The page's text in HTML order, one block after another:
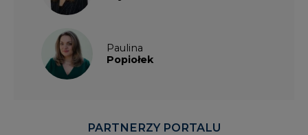
Paulina
Popiołek
PARTNERZY PORTALU